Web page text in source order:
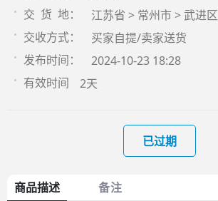
交 货 地： 江苏省 > 常州市 > 武进区
交收方式： 买家自提/卖家送货
发布时间： 2024-10-23 18:28
有效时间 2天
已过期
商品描述 备注